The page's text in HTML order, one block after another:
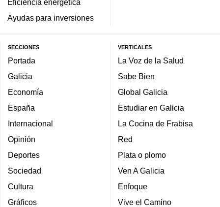
Eficiencia energética
Ayudas para inversiones
SECCIONES
Portada
Galicia
Economía
España
Internacional
Opinión
Deportes
Sociedad
Cultura
Gráficos
VERTICALES
La Voz de la Salud
Sabe Bien
Global Galicia
Estudiar en Galicia
La Cocina de Frabisa
Red
Plata o plomo
Ven A Galicia
Enfoque
Vive el Camino